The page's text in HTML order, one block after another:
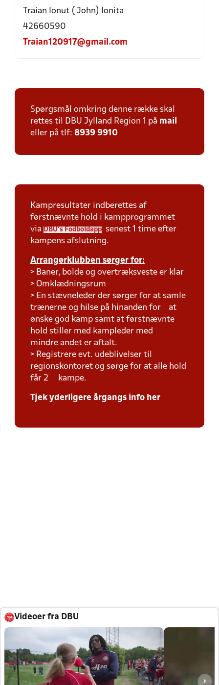
Traian Ionut ( John) Ionita
42660590
Traian120917@gmail.com
Spørgsmål omkring denne række skal
rettes til DBU Jylland Region 1 på mail
eller på tlf: 8939 9910
Kampresultater indberettes af
førstnævnte hold i kampprogrammet
via
DBU's Fodboldapp
senest 1 time efter
kampens afslutning.
Arrangørklubben sørger for:
> Baner, bolde og overtræksveste er klar
> Omklædningsrum
> En stævneleder der sørger for at samle
trænerne og hilse på hinanden for at
ønske god kamp samt at førstnævnte
hold stiller med kampleder med
mindre andet er aftalt.
> Registrere evt. udeblivelser til
regionskontoret og sørge for at alle hold
får 2 kampe.
Tjek yderligere årgangs info her
Videoer fra DBU